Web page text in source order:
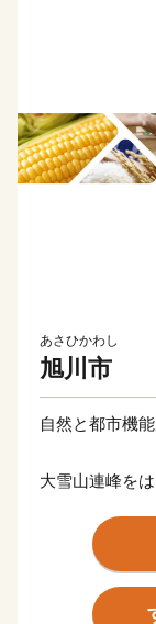
あさひかわし
旭川市
自然と都市機
大雪山連峰を
恵まれた美し
命の輝きを伝
れる良質な米